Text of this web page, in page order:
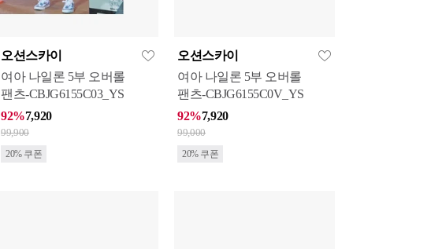
오션스카이
여아 나일론 5부 오버롤
팬츠-CBJG6155C03_YS
92%7,920
99,900
20% 쿠폰
오션스카이
여아 나일론 5부 오버롤
팬츠-CBJG6155C0V_YS
92%7,920
99,000
20% 쿠폰